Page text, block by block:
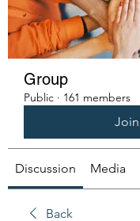
Group
Public · 161 members
Join
Discussion Media
Back